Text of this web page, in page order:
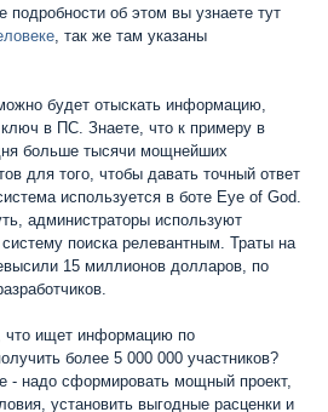
подробности об этом вы узнаете тут
, так же там указаны
будет отыскать информацию,
ключ в ПС. Знаете, что к примеру в
больше тысячи мощнейших
для того, чтобы давать точный ответ
используется в боте Eye of God.
администраторы используют
поиска релевантным. Траты на
15 миллионов долларов, по
что ищет информацию по
более 5 000 000 участников?
- надо сформировать мощный проект,
установить выгодные расценки и